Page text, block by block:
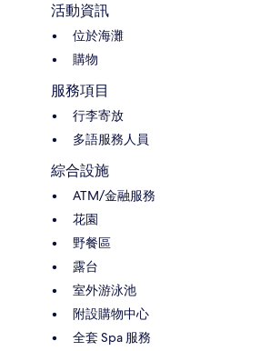
活動資訊
位於海灘
購物
服務項目
行李寄放
多語服務人員
綜合設施
ATM/金融服務
花園
野餐區
露台
室外游泳池
附設購物中心
全套 Spa 服務